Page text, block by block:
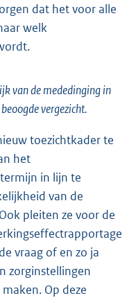
dat het voor alle
welk
van de mededinging in
vergezicht.
toezichtkader te
het
in lijn te
van de
pleiten ze voor de
vraag of en zo ja
zorginstellingen
Op deze